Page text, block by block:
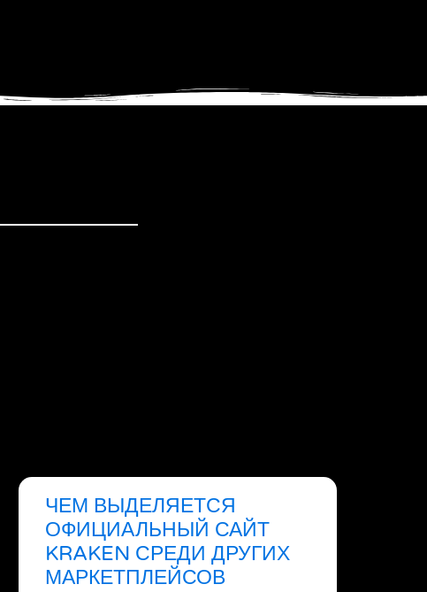
ЧЕМ ВЫДЕЛЯЕТСЯ
ОФИЦИАЛЬНЫЙ САЙТ
KRAKEN СРЕДИ ДРУГИХ
МАРКЕТПЛЕЙСОВ